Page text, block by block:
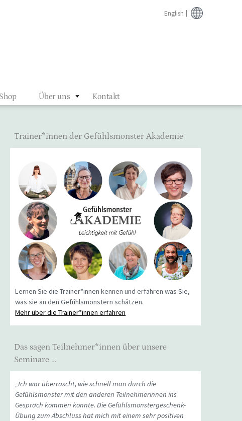
Shop Über uns Kontakt
English
Trainer*innen der Gefühlsmonster Akademie
Lernen Sie die Trainer*innen kennen und erfahren was Sie,
was sie an den Gefühlsmonstern schätzen.
Mehr über die Trainer*innen erfahren
Das sagen Teilnehmer*innen über unsere
Seminare …
„Ich war überrascht, wie schnell man durch die
Gefühlsmonster mit den anderen Teilnehmerinnen ins
Gespräch kommen konnte. Die Gefühlsmonstergeschenk-
Übung zum Abschluss hat mich mit einem sehr positiven